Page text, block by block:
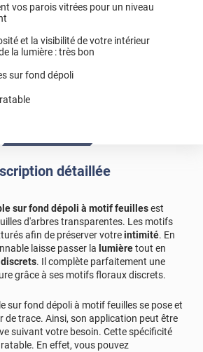
vos parois vitrées pour un niveau
et la visibilité de votre intérieur
la lumière : très bon
sur fond dépoli
bémol réside en la difficulté de
pellicule protectrice. Même en
2 petits morceaux de tape pour
pas évident à moins de posséder du
arrrivé sans dégat.
jours
jours
ne voit effectivement plus du tout
jours
bulle,tres beau rendu . Sur porte
jours
jours
relativement aisée. Bon rendu
détaillée
sur fond dépoli à motif feuillesest
d'arbres transparentes. Les motifs
afin de préserver votreintimité. En
laisse passer la lumièretout en
. Il complète parfaitement une
grâce à ses motifs floraux discrets.
sur fond dépoli à motif feuilles se pose et
de trace. Ainsi, son application peut être
suivant votre besoin. Cette spécificité
En effet, vous pouvez